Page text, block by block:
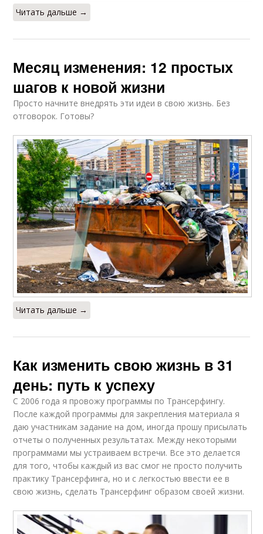
Читать дальше →
Месяц изменения: 12 простых
шагов к новой жизни
Просто начните внедрять эти идеи в свою жизнь. Без
отговорок. Готовы?
Читать дальше →
Как изменить свою жизнь в 31
день: путь к успеху
С 2006 года я провожу программы по Трансерфингу.
После каждой программы для закрепления материала я
даю участникам задание на дом, иногда прошу присылать
отчеты о полученных результатах. Между некоторыми
программами мы устраиваем встречи. Все это делается
для того, чтобы каждый из вас смог не просто получить
практику Трансерфинга, но и с легкостью ввести ее в
свою жизнь, сделать Трансерфинг образом своей жизни.